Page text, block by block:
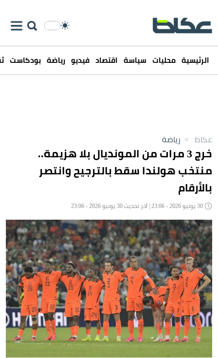
الرئيسية محليات سياسة اقتصاد فيديو رياضة بودكاست
عكاظ > رياضة
خرج 3 مرات من المونديال بلا هزيمة..
منتخب هولندا سقط بالترجيح وانتصر
بالأرقام